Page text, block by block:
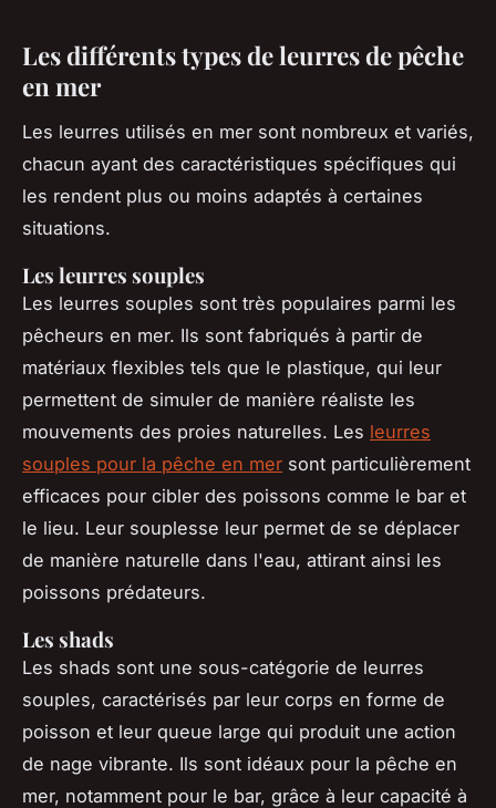
Les différents types de leurres de pêche
en mer
Les leurres utilisés en mer sont nombreux et variés,
chacun ayant des caractéristiques spécifiques qui
les rendent plus ou moins adaptés à certaines
situations.
Les leurres souples
Les leurres souples sont très populaires parmi les
pêcheurs en mer. Ils sont fabriqués à partir de
matériaux flexibles tels que le plastique, qui leur
permettent de simuler de manière réaliste les
mouvements des proies naturelles. Les leurres
souples pour la pêche en mer sont particulièrement
efficaces pour cibler des poissons comme le bar et
le lieu. Leur souplesse leur permet de se déplacer
de manière naturelle dans l'eau, attirant ainsi les
poissons prédateurs.
Les shads
Les shads sont une sous-catégorie de leurres
souples, caractérisés par leur corps en forme de
poisson et leur queue large qui produit une action
de nage vibrante. Ils sont idéaux pour la pêche en
mer, notamment pour le bar, grâce à leur capacité à